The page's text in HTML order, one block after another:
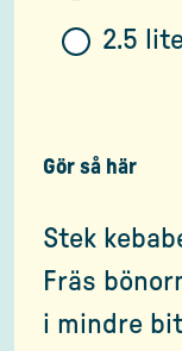
2.5
Gör så här
Stek
Fräs
i mindre